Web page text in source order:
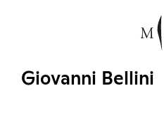
Giovanni Bellini